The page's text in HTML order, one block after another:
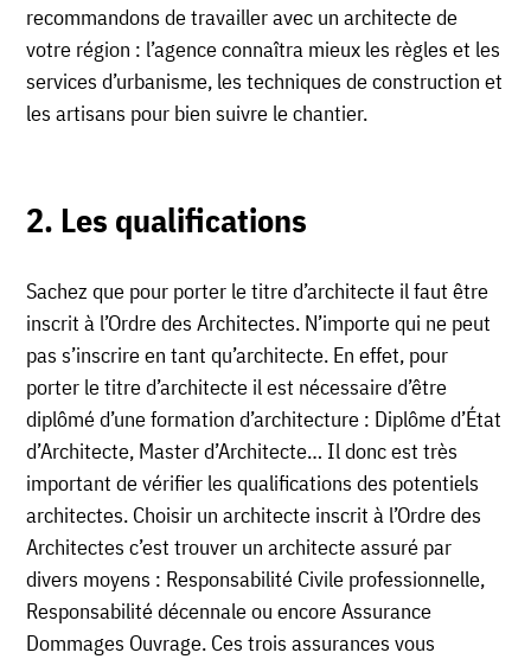
recommandons de travailler avec un architecte de
votre région : l’agence connaîtra mieux les règles et les
services d’urbanisme, les techniques de construction et
les artisans pour bien suivre le chantier.
2. Les qualifications
Sachez que pour porter le titre d’architecte il faut être
inscrit à l’Ordre des Architectes. N’importe qui ne peut
pas s’inscrire en tant qu’architecte. En effet, pour
porter le titre d’architecte il est nécessaire d’être
diplômé d’une formation d’architecture : Diplôme d’État
d’Architecte, Master d’Architecte… Il donc est très
important de vérifier les qualifications des potentiels
architectes. Choisir un architecte inscrit à l’Ordre des
Architectes c’est trouver un architecte assuré par
divers moyens : Responsabilité Civile professionnelle,
Responsabilité décennale ou encore Assurance
Dommages Ouvrage. Ces trois assurances vous